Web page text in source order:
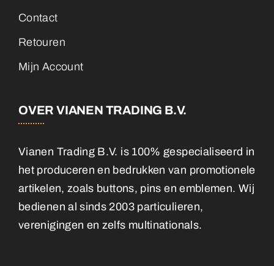
Contact
Retouren
Mijn Account
OVER VIANEN TRADING B.V.
Vianen Trading B.V. is 100% gespecialiseerd in
het produceren en bedrukken van promotionele
artikelen, zoals buttons, pins en emblemen. Wij
bedienen al sinds 2003 particulieren,
verenigingen en zelfs multinationals.